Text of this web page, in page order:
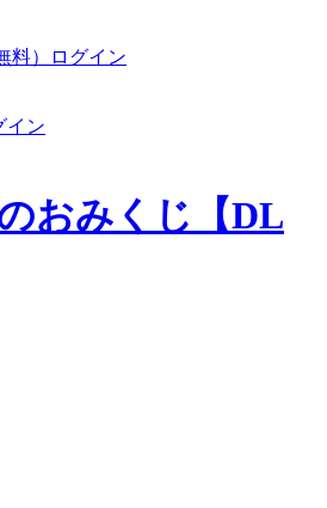
） ログイン
おみくじ【DL